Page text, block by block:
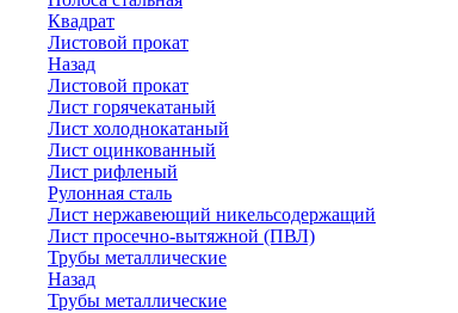
Квадрат
Листовой прокат
Назад
Листовой прокат
Лист горячекатаный
Лист холоднокатаный
Лист оцинкованный
Лист рифленый
Рулонная сталь
Лист нержавеющий никельсодержащий
Лист просечно-вытяжной (ПВЛ)
Трубы металлические
Назад
Трубы металлические